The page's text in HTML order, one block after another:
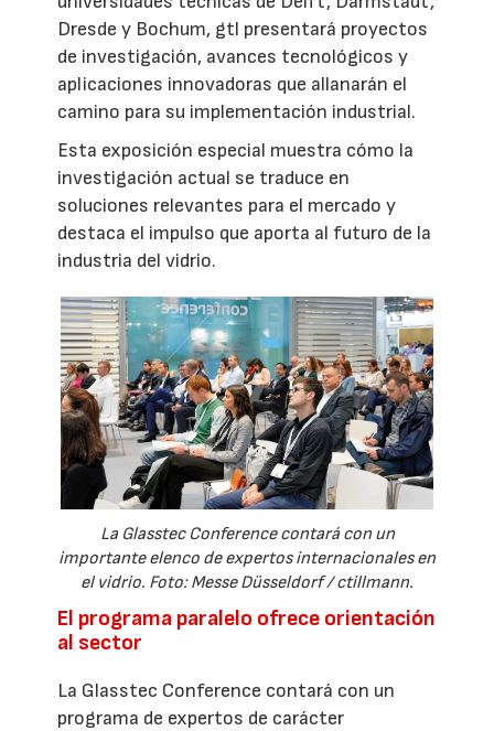
Dresde y Bochum, gtl presentará proyectos
de investigación, avances tecnológicos y
aplicaciones innovadoras que allanarán el
camino para su implementación industrial.
Esta exposición especial muestra cómo la
investigación actual se traduce en
soluciones relevantes para el mercado y
destaca el impulso que aporta al futuro de la
industria del vidrio.
La Glasstec Conference contará con un
importante elenco de expertos internacionales en
el vidrio. Foto: Messe Düsseldorf / ctillmann.
El programa paralelo ofrece orientación
al sector
La Glasstec Conference contará con un
programa de expertos de carácter